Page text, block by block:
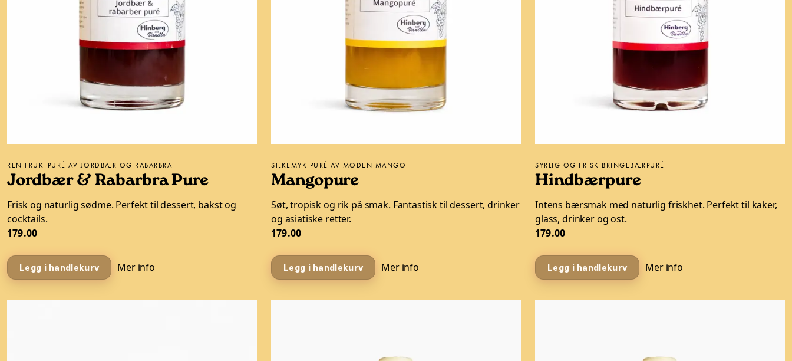
REN FRUKTPURÉ AV JORDBÆR OG RABARBRA
Jordbær & Rabarbra Pure
Frisk og naturlig sødme. Perfekt til dessert, bakst og
cocktails.
179.00
Legg i handlekurv Mer info
SILKEMYK PURÉ AV MODEN MANGO
Mangopure
Søt, tropisk og rik på smak. Fantastisk til dessert, drinker
og asiatiske retter.
179.00
Legg i handlekurv Mer info
SYRLIG OG FRISK BRINGEBÆRPURÉ
Hindbærpure
Intens bærsmak med naturlig friskhet. Perfekt til kaker,
glass, drinker og ost.
179.00
Legg i handlekurv Mer info